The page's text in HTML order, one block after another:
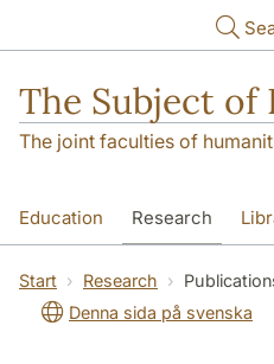
The Subject
The joint faculties of
Education Research
About us Accessibility
Start Research
Denna sida på svenska